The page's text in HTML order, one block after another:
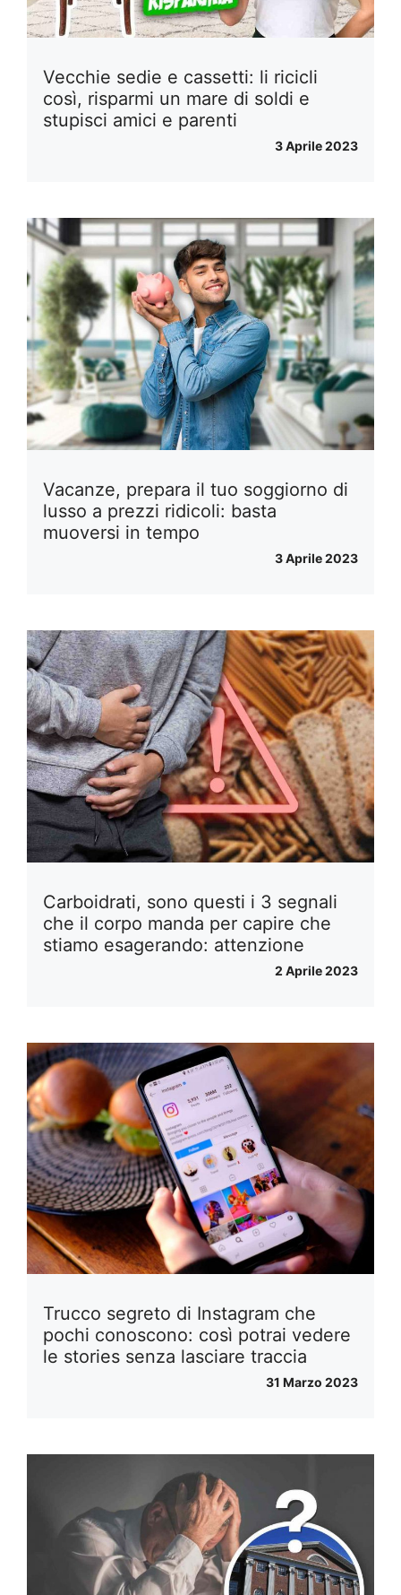
Vecchie sedie e cassetti: li ricicli
così, risparmi un mare di soldi e
stupisci amici e parenti
3 Aprile 2023
Vacanze, prepara il tuo soggiorno di
lusso a prezzi ridicoli: basta
muoversi in tempo
3 Aprile 2023
Carboidrati, sono questi i 3 segnali
che il corpo manda per capire che
stiamo esagerando: attenzione
2 Aprile 2023
Trucco segreto di Instagram che
pochi conoscono: così potrai vedere
le stories senza lasciare traccia
31 Marzo 2023